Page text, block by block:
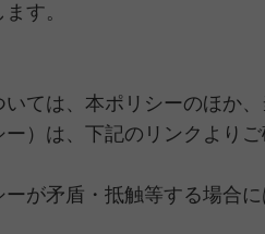
す。
ては、本ポリシーのほか
）は、下記のリンクよりご
が矛盾・抵触等する場合